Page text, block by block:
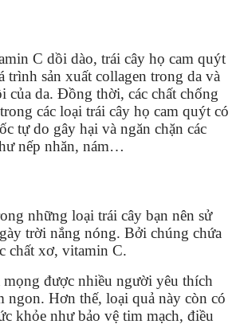
C dồi dào, trái cây họ cam quýt
trình sản xuất collagen trong da và
của da. Đồng thời, các chất chống
các loại trái cây họ cam quýt có
tự do gây hại và ngăn chặn các
nếp nhăn, nám…
những loại trái cây bạn nên sử
trời nắng nóng. Bởi chúng chứa
chất xơ, vitamin C.
mọng được nhiều người yêu thích
ngon. Hơn thế, loại quả này còn có
khỏe như bảo vệ tim mạch, điều